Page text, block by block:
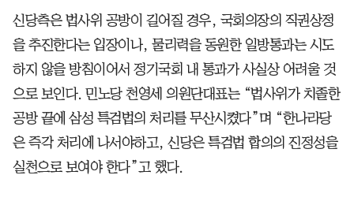
신당측은 법사위 공방이 길어질 경우, 국회의장의 직권상정
을 추진한다는 입장이나, 물리력을 동원한 일방통과는 시도
하지 않을 방침이어서 정기국회 내 통과가 사실상 어려울 것
으로 보인다. 민노당 천영세 의원단대표는 “법사위가 치졸한
공방 끝에 삼성 특검법의 처리를 무산시켰다”며 “한나라당
은 즉각 처리에 나서야하고, 신당은 특검법 합의의 진정성을
실천으로 보여야 한다”고 했다.